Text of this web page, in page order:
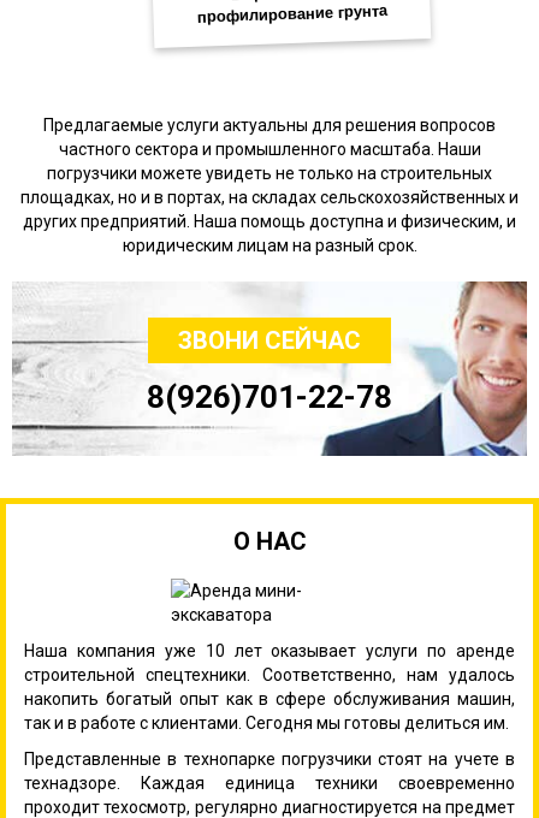
Предлагаемые услуги актуальны для решения вопросов
частного сектора и промышленного масштаба. Наши
погрузчики можете увидеть не только на строительных
площадках, но и в портах, на складах сельскохозяйственных и
других предприятий. Наша помощь доступна и физическим, и
юридическим лицам на разный срок.
ЗВОНИ СЕЙЧАС
8(926)701-22-78
О НАС
Наша компания уже 10 лет оказывает услуги по аренде
строительной спецтехники. Соответственно, нам удалось
накопить богатый опыт как в сфере обслуживания машин,
так и в работе с клиентами. Сегодня мы готовы делиться им.
Представленные в технопарке погрузчики стоят на учете в
технадзоре. Каждая единица техники своевременно
проходит техосмотр, регулярно диагностируется на предмет